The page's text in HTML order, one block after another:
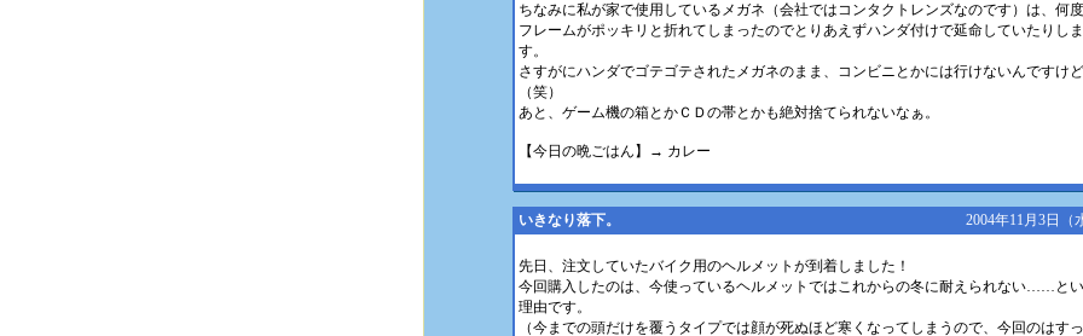
ちなみに私が家で使用しているメガネ（会社ではコンタクトレンズなのです）は、何
フレームがポッキリと折れてしまったのでとりあえずハンダ付けで延命していたりしま
す。
さすがにハンダでゴテゴテされたメガネのまま、コンビニとかには行けないんですけ
（笑）
あと、ゲーム機の箱とかＣＤの帯とかも絶対捨てられないなぁ。
【今日の晩ごはん】→ カレー
いきなり落下。 2004年11月3日（
先日、注文していたバイク用のヘルメットが到着しました！
今回購入したのは、今使っているヘルメットではこれからの冬に耐えられない……とい
理由です。
（今までの頭だけを覆うタイプでは顔が死ぬほど寒くなってしまうので、今回のはす